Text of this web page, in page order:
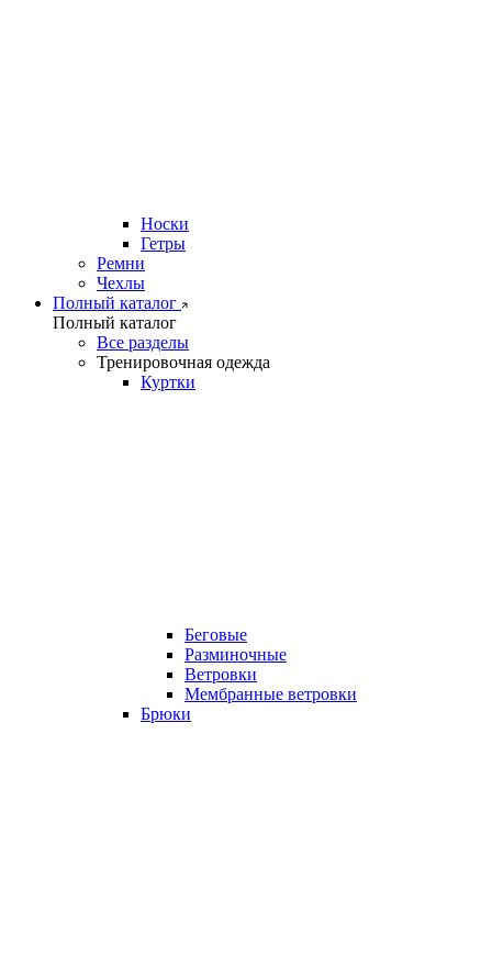
Носки
Гетры
Ремни
Чехлы
Полный каталог
Полный каталог
Все разделы
Тренировочная одежда
Куртки
Беговые
Разминочные
Ветровки
Мембранные ветровки
Брюки